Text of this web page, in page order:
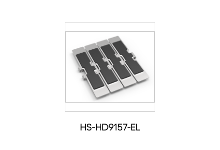
HS-HD9157-EL